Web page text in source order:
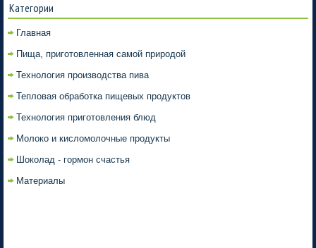
Категории
Главная
Пища, приготовленная самой природой
Технология производства пива
Тепловая обработка пищевых продуктов
Технология приготовления блюд
Молоко и кисломолочные продукты
Шоколад - гормон счастья
Материалы